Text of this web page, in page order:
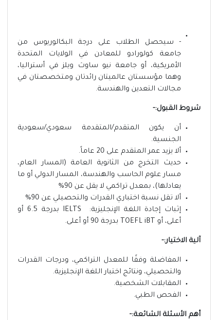
- سيحصل الطلاب على درجة البكالوريوس من
جامعة كولورادو للمعادن في الولايات المتحدة
الأمريكية، أو جامعة نيو ساوث ويلز في أستراليا،
وهما مؤسستان عالميتان رائدتان ومتخصصتان في
مجالات التعدين والهندسة.
شروط القبول:-
أن يكون المتقدم/المتقدمة سعودي/سعودية
الجنسية.
ألا يزيد عمر المتقدم على 20 عاماً.
حديث التخرج من الثانوية العامة (المسار العام،
مسار علوم الحاسب والهندسة، المسار الدولي أو ما
يعادلها)، بمعدل تراكمي لا يقل عن 90%
ألا تقل نسبة اختباري القدرات والتحصيلي عن 90%
إثبات إجادة اللغة الإنجليزية: IELTS بدرجة 6.5 أو
أعلى، أو TOEFL iBT بدرجة 90 أو أعلى.
آلية الاختيار:-
المفاضلة وفقًا للمعدل التراكمي، ودرجات القدرات
والتحصيلي، ونتائج اختبار اللغة الإنجليزية.
المقابلات الشخصية.
الفحص الطبي.
أهم الأسئلة الشائعة:-